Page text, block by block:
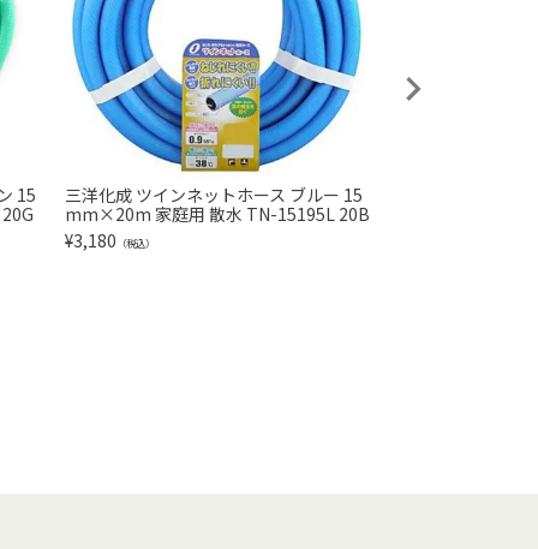
15
三洋化成 ツインネットホース ブルー 15
mm×20m 家庭用 散水 TN-15195L 20B
¥3,180 （税込）